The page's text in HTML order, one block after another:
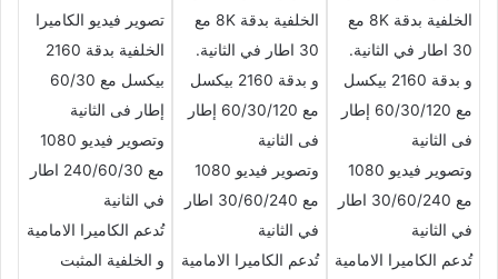
الخلفية بدقة 8K مع
30 اطار في الثانية.
و بدقة 2160 بيكسل
مع 60/30/120 إطار
فى الثانية
وتصوير فيديو 1080
مع 30/60/240 اطار
في الثانية
تُدعم الكاميرا الامامية
الخلفية بدقة 8K مع
30 اطار في الثانية.
و بدقة 2160 بيكسل
مع 60/30/120 إطار
فى الثانية
وتصوير فيديو 1080
مع 30/60/240 اطار
في الثانية
تُدعم الكاميرا الامامية
تصوير فيديو الكاميرا
الخلفية بدقة 2160
بيكسل مع 60/30
إطار فى الثانية
وتصوير فيديو 1080
مع 240/60/30 اطار
في الثانية
تُدعم الكاميرا الامامية
و الخلفية المثبت